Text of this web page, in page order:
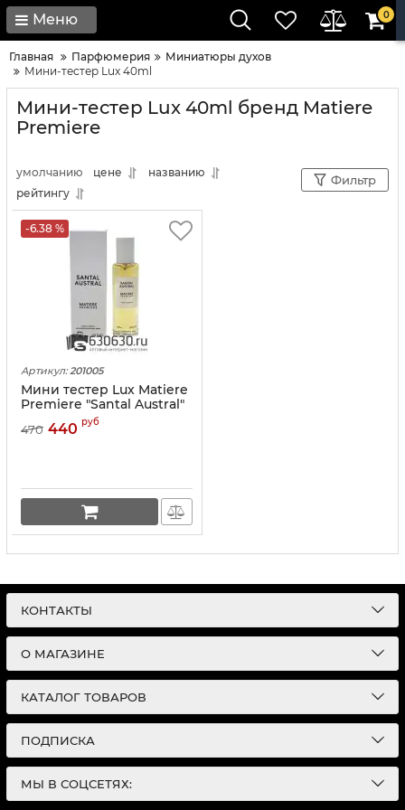
Меню 0
Главная Парфюмерия
Миниатюры духов
Мини-тестер Lux 40ml
Мини-тестер Lux 40ml бренд Matiere
Premiere
умолчанию цене
названию
рейтингу
Фильтр
-6.38 %
Артикул: 201005
Мини тестер Lux Matiere
Premiere "Santal Austral"
EDP 40 ml
470 440 руб
КОНТАКТЫ
О МАГАЗИНЕ
КАТАЛОГ ТОВАРОВ
ПОДПИСКА
МЫ В СОЦСЕТЯХ: